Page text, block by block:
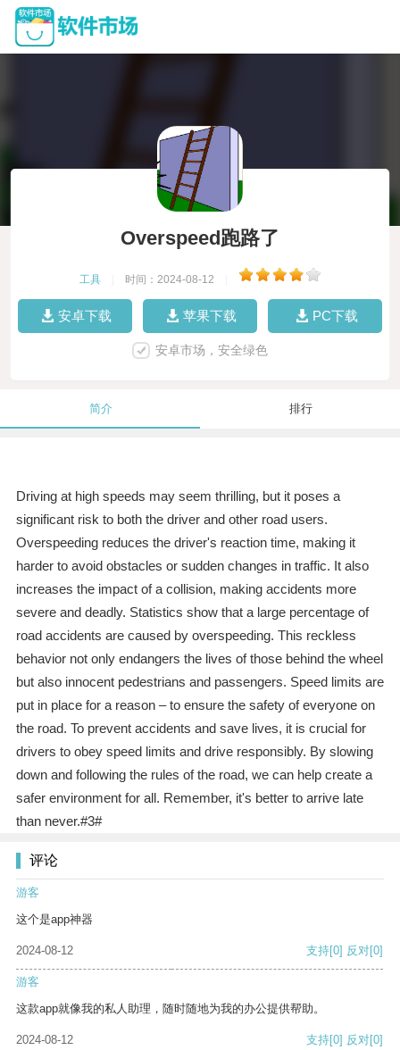
Overspeed跑路了
工具 时间：2024-08-12
安卓下载 苹果下载 PC下载
安卓市场，安全绿色
简介 排行
Driving at high speeds may seem thrilling, but it poses a
significant risk to both the driver and other road users.
Overspeeding reduces the driver's reaction time, making it
harder to avoid obstacles or sudden changes in traffic. It also
increases the impact of a collision, making accidents more
severe and deadly. Statistics show that a large percentage of
road accidents are caused by overspeeding. This reckless
behavior not only endangers the lives of those behind the wheel
but also innocent pedestrians and passengers. Speed limits are
put in place for a reason – to ensure the safety of everyone on
the road. To prevent accidents and save lives, it is crucial for
drivers to obey speed limits and drive responsibly. By slowing
down and following the rules of the road, we can help create a
safer environment for all. Remember, it's better to arrive late
than never.#3#
评论
游客
这个是app神器
2024-08-12 支持[0] 反对[0]
游客
这款app就像我的私人助理，随时随地为我的办公提供帮助。
2024-08-12 支持[0] 反对[0]